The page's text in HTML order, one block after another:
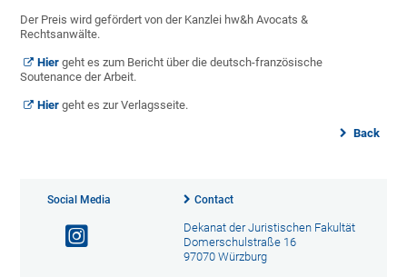
Der Preis wird gefördert von der Kanzlei hw&h Avocats &
Rechtsanwälte.
Hier geht es zum Bericht über die deutsch-französische
Soutenance der Arbeit.
Hier geht es zur Verlagsseite.
Back
Social Media Contact
Dekanat der Juristischen Fakultät
Domerschulstraße 16
97070 Würzburg